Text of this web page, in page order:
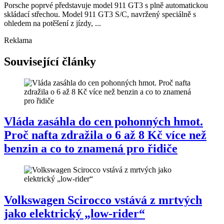
Porsche poprvé představuje model 911 GT3 s plně automatickou
skládací střechou. Model 911 GT3 S/C, navržený speciálně s
ohledem na potěšení z jízdy, ...
Reklama
Související články
Vláda zasáhla do cen pohonných hmot.
Proč nafta zdražila o 6 až 8 Kč více než
benzin a co to znamená pro řidiče
Volkswagen Scirocco vstává z mrtvých
jako elektrický „low-rider“